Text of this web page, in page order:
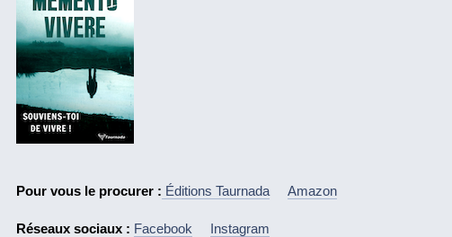
Pour vous le procurer : Éditions Taurnada Amazon
Réseaux sociaux : Facebook Instagram